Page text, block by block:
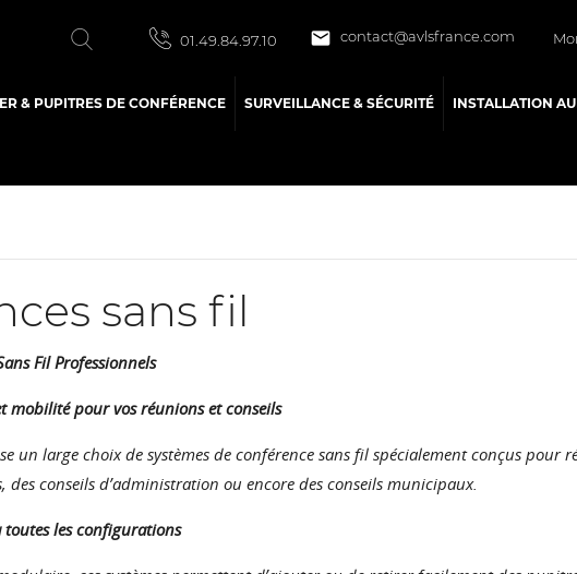
01.49.84.97.10  contact@avlsfrance.com
& PUPITRES DE CONFÉRENCE SURVEILLANCE & SÉCURITÉ INSTALLATION
sans fil
Fil Professionnels
mobilité pour vos réunions et conseils
un large choix de systèmes de conférence sans fil spécialement conçus pour
des conseils d’administration ou encore des conseils municipaux.
les configurations